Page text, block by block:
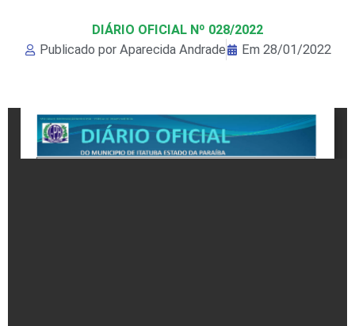
DIÁRIO OFICIAL Nº 028/2022
Publicado por Aparecida Andrade Em 28/01/2022